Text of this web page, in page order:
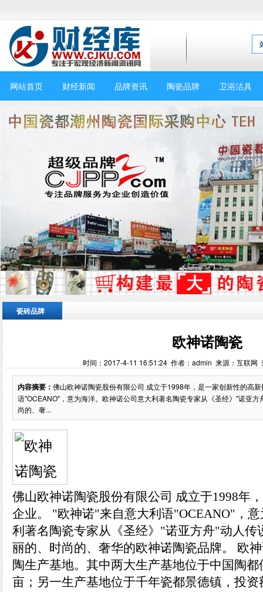
网站首页 财经新闻 品牌资讯 陶瓷品牌 卫浴洁具
瓷砖品牌
欧神诺陶瓷
时间：2017-4-11 16:51:24 作者：admin 来源：互联网
内容摘要： 佛山欧神诺陶瓷股份有限公司 成立于1998年，是一家创新性的高
语"OCEANO"，意为海洋。欧神诺公司意大利著名陶瓷专家从《圣经》"诺亚
尚的、奢...
佛山欧神诺陶瓷股份有限公司 成立于1998年
企业。 "欧神诺"来自意大利语"OCEANO"，
利著名陶瓷专家从《圣经》"诺亚方舟"动人传
丽的、时尚的、奢华的欧神诺陶瓷品牌。 欧
陶生产基地。其中两大生产基地位于中国陶
亩；另一生产基地位于千年瓷都景德镇，投